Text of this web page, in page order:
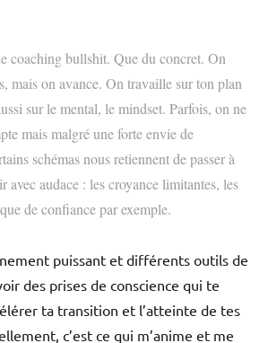
coaching bullshit. Que du concret. On
mais on avance. On travaille sur ton plan
sur le mental, le mindset. Parfois, on ne
mais malgré une forte envie de
schémas nous retiennent de passer à
avec audace : les croyance limitantes, les
de confiance par exemple.
puissant et différents outils de
des prises de conscience qui te
ta transition et l’atteinte de tes
c’est ce qui m’anime et me